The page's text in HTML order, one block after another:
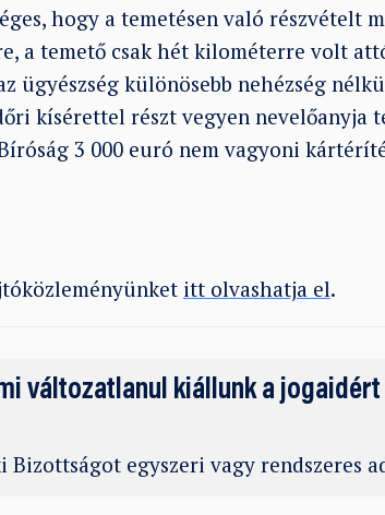
hogy a temetésen való részvételt
a temető csak hét kilométerre volt
ügyészség különösebb nehézség
kísérettel részt vegyen nevelőanyja
3 000 euró nem vagyoni
itt olvashatja el.
változatlanul kiállunk a jogaidért
Bizottságot egyszeri vagy rendszeres